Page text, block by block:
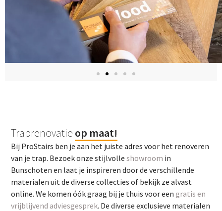
Traprenovatie op maat!
Bij ProStairs ben je aan het juiste adres voor het renoveren
van je trap. Bezoek onze stijlvolleshowroom in
Bunschoten en laat je inspireren door de verschillende
materialen uit de diverse collecties of bekijk ze alvast
online. We komen óók graag bij je thuis voor eengratis en
vrijblijvend adviesgesprek. De diverse exclusieve materialen